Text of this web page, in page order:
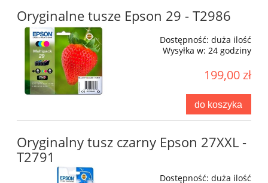
Oryginalne tusze Epson 29 - T2986
Dostępność: duża ilość
Wysyłka w: 24 godziny
199,00 zł
do koszyka
Oryginalny tusz czarny Epson 27XXL -
T2791
Dostępność: duża ilość